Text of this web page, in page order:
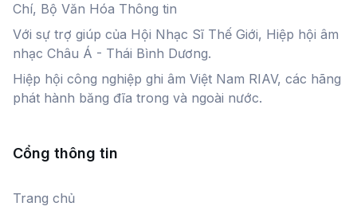
Chí, Bộ Văn Hóa Thông tin
Với sự trợ giúp của Hội Nhạc Sĩ Thế Giới, Hiệp hội âm
nhạc Châu Á - Thái Bình Dương.
Hiệp hội công nghiệp ghi âm Việt Nam RIAV, các hãng
phát hành băng đĩa trong và ngoài nước.
Cổng thông tin
Trang chủ